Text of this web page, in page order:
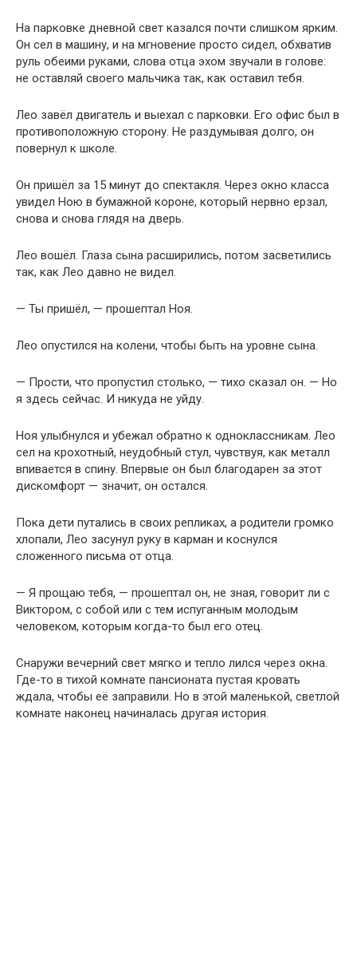
На парковке дневной свет казался почти слишком ярким.
Он сел в машину, и на мгновение просто сидел, обхватив
руль обеими руками, слова отца эхом звучали в голове:
не оставляй своего мальчика так, как оставил тебя.
Лео завёл двигатель и выехал с парковки. Его офис был в
противоположную сторону. Не раздумывая долго, он
повернул к школе.
Он пришёл за 15 минут до спектакля. Через окно класса
увидел Ною в бумажной короне, который нервно ерзал,
снова и снова глядя на дверь.
Лео вошёл. Глаза сына расширились, потом засветились
так, как Лео давно не видел.
— Ты пришёл, — прошептал Ноя.
Лео опустился на колени, чтобы быть на уровне сына.
— Прости, что пропустил столько, — тихо сказал он. — Но
я здесь сейчас. И никуда не уйду.
Ноя улыбнулся и убежал обратно к одноклассникам. Лео
сел на крохотный, неудобный стул, чувствуя, как металл
впивается в спину. Впервые он был благодарен за этот
дискомфорт — значит, он остался.
Пока дети путались в своих репликах, а родители громко
хлопали, Лео засунул руку в карман и коснулся
сложенного письма от отца.
— Я прощаю тебя, — прошептал он, не зная, говорит ли с
Виктором, с собой или с тем испуганным молодым
человеком, которым когда-то был его отец.
Снаружи вечерний свет мягко и тепло лился через окна.
Где-то в тихой комнате пансионата пустая кровать
ждала, чтобы её заправили. Но в этой маленькой, светлой
комнате наконец начиналась другая история.